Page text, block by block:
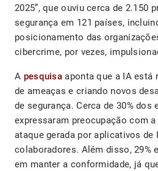
2025”, que ouviu cerca de 2.150
segurança em 121 países,
posicionamento das
cibercrime, por vezes,
A pesquisa aponta que a IA está
de ameaças e criando novos
de segurança. Cerca de 30% dos
expressaram preocupação com
ataque gerada por aplicativos de
colaboradores. Além disso, 29%
em manter a conformidade, já